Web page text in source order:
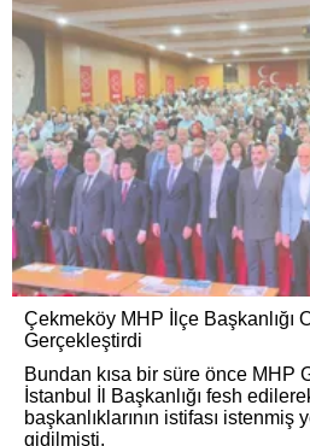
Çekmeköy MHP İlçe Başkanlığı
Gerçekleştirdi
Bundan kısa bir süre önce MHP
İstanbul İl Başkanlığı fesh
başkanlıklarının istifası istenmiş
gidilmişti.